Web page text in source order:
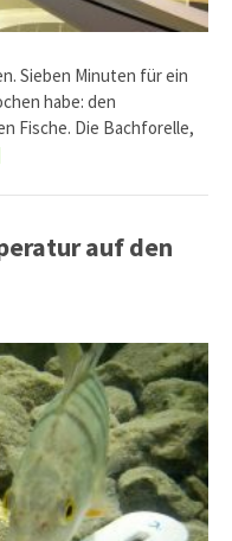
Sieben Minuten für ein
habe: den
Fische. Die Bachforelle,
auf den